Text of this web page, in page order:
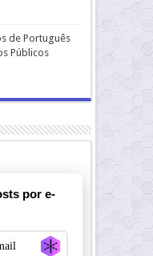
de Português
Públicos
por e-